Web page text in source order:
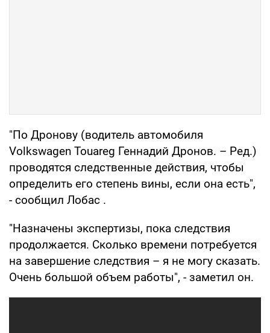
"По Дронову (водитель автомобиля
Volkswagen Touareg Геннадий Дронов. – Ред.)
проводятся следственные действия, чтобы
определить его степень вины, если она есть",
- сообщил Лобас .
"Назначены экспертизы, пока следствия
продолжается. Сколько времени потребуется
на завершение следствия – я не могу сказать.
Очень большой объем работы", - заметил он.